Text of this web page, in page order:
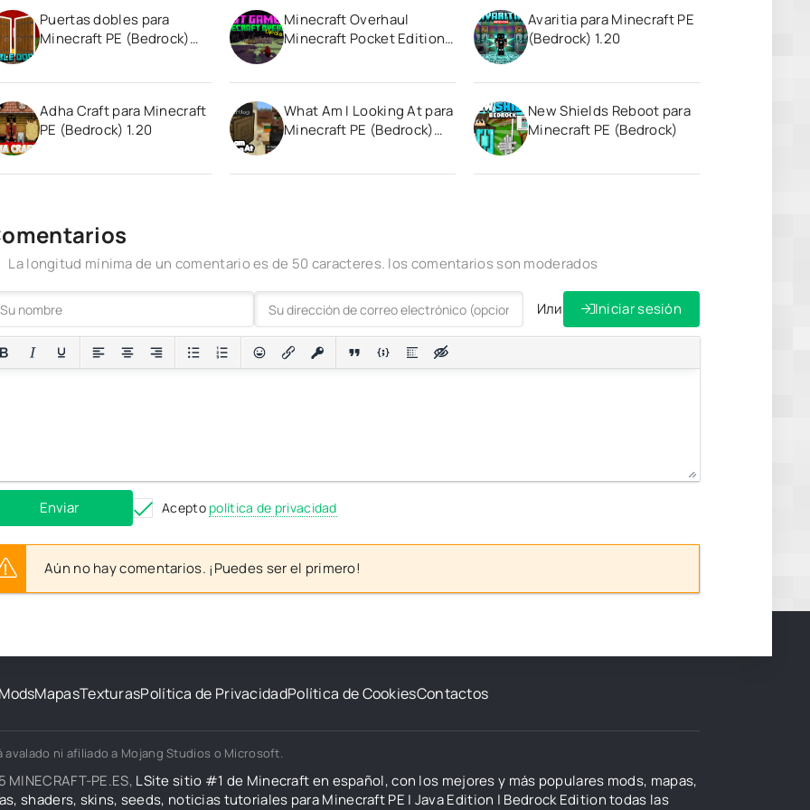
Puertas dobles para
Minecraft PE (Bedrock)
Minecraft Overhaul
Minecraft Pocket Edition
Avaritia para Minecraft PE
(Bedrock) 1.20
Adha Craft para Minecraft
PE (Bedrock) 1.20
What Am I Looking At para
Minecraft PE (Bedrock)
New Shields Reboot para
Minecraft PE (Bedrock)
La longitud mínima de un comentario es de 50 caracteres. los comentarios son moderados
Или Iniciar sesión
Enviar Acepto política de privacidad
Aún no hay comentarios. ¡Puedes ser el primero!
MapasTexturasPolítica de PrivacidadPolítica de CookiesContactos
avalado ni afiliado a Mojang Studios o Microsoft.
PE.ES, LSite sitio #1 de Minecraft en español, con los mejores y más populares mods, mapas,
shaders, skins, seeds, noticias tutoriales para Minecraft PE | Java Edition | Bedrock Edition todas las